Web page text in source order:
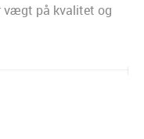
vægt på kvalitet og